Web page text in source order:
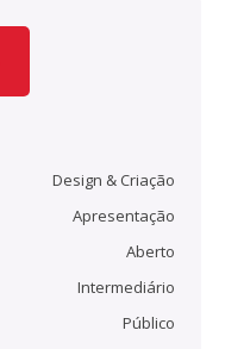
Design & Criação
Apresentação
Aberto
Intermediário
Público